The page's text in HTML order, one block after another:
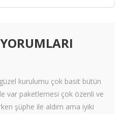
kurulumu çok basit bütün
var paketlemesi çok özenli ve
şüphe ile aldım ama iyiki